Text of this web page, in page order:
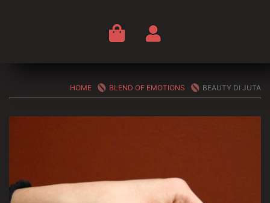
HOME BLEND OF EMOTIONS BEAUTY DI JUTA